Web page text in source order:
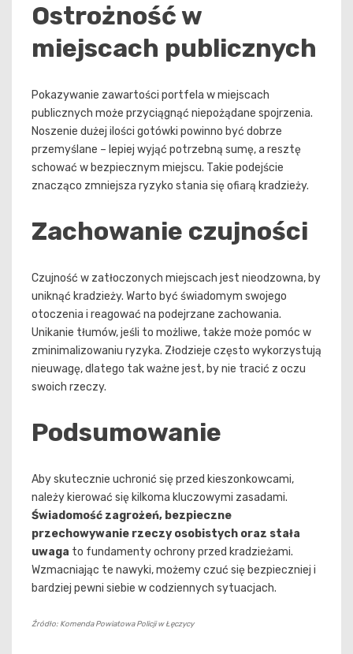
Ostrożność w
miejscach publicznych
Pokazywanie zawartości portfela w miejscach
publicznych może przyciągnąć niepożądane spojrzenia.
Noszenie dużej ilości gotówki powinno być dobrze
przemyślane – lepiej wyjąć potrzebną sumę, a resztę
schować w bezpiecznym miejscu. Takie podejście
znacząco zmniejsza ryzyko stania się ofiarą kradzieży.
Zachowanie czujności
Czujność w zatłoczonych miejscach jest nieodzowna, by
uniknąć kradzieży. Warto być świadomym swojego
otoczenia i reagować na podejrzane zachowania.
Unikanie tłumów, jeśli to możliwe, także może pomóc w
zminimalizowaniu ryzyka. Złodzieje często wykorzystują
nieuwagę, dlatego tak ważne jest, by nie tracić z oczu
swoich rzeczy.
Podsumowanie
Aby skutecznie uchronić się przed kieszonkowcami,
należy kierować się kilkoma kluczowymi zasadami.
Świadomość zagrożeń, bezpieczne
przechowywanie rzeczy osobistych oraz stała
uwaga to fundamenty ochrony przed kradzieżami.
Wzmacniając te nawyki, możemy czuć się bezpieczniej i
bardziej pewni siebie w codziennych sytuacjach.
Źródło: Komenda Powiatowa Policji w Łęczycy